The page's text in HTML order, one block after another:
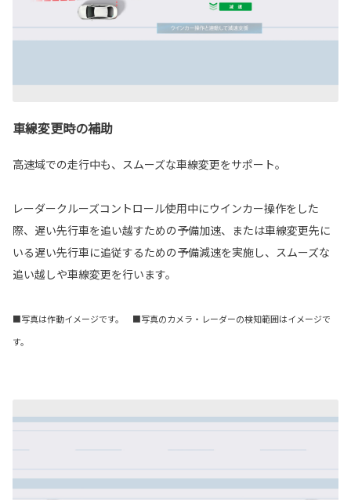
車線変更時の補助
高速域での走行中も、スムーズな車線変更をサポート。
レーダークルーズコントロール使用中にウインカー操作をした
際、遅い先行車を追い越すための予備加速、または車線変更先に
いる遅い先行車に追従するための予備減速を実施し、スムーズな
追い越しや車線変更を行います。
■写真は作動イメージです。 ■写真のカメラ・レーダーの検知範囲はイメージで
す。